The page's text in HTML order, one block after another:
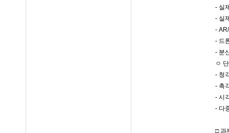
- 실
- 실
-
- 드
- 분
ㅇ
- 청
- 촉
- 시
- 다
□ 과